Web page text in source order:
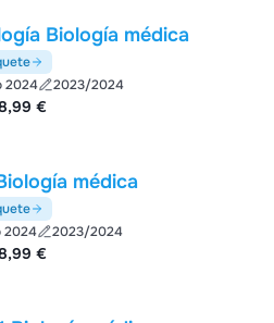
Biología médica
2024 2023/2024
€
médica
2024 2023/2024
€